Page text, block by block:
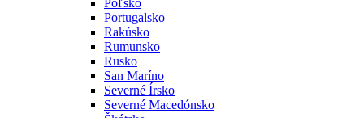
Poľsko
Portugalsko
Rakúsko
Rumunsko
Rusko
San Maríno
Severné Írsko
Severné Macedónsko